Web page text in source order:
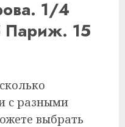
1/4
Париж. 15
с разными
выбрать